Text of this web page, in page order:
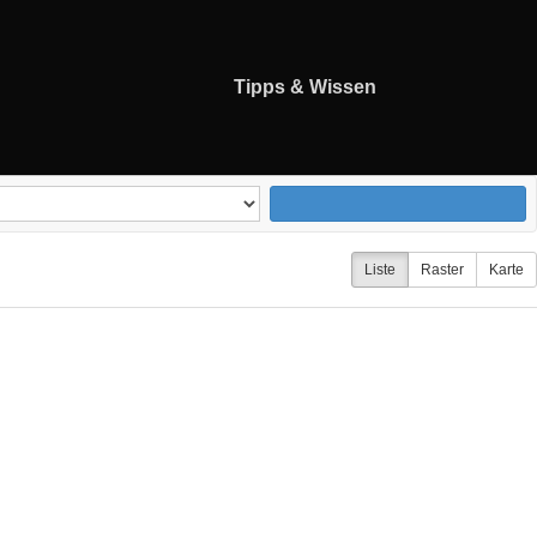
Tipps & Wissen
Liste Raster Karte